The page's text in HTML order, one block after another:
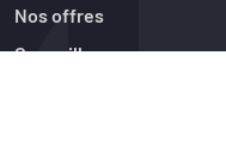
Nos offres
Conseillers